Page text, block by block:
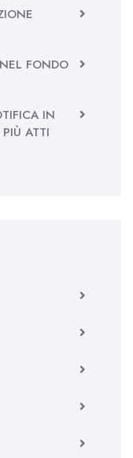
FONDO
IN
ATTI